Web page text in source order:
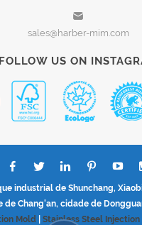
sales@harber-mim.com
FOLLOW US ON
industrial de Shunchang,
Chang'an, cidade de
Mold
Stainless Steel Injection